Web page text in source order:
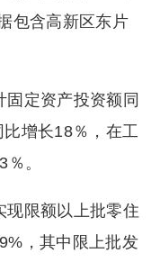
包含高新区东片
固定资产投资额同
增长18％，在工
。
现限额以上批零住
，其中限上批发